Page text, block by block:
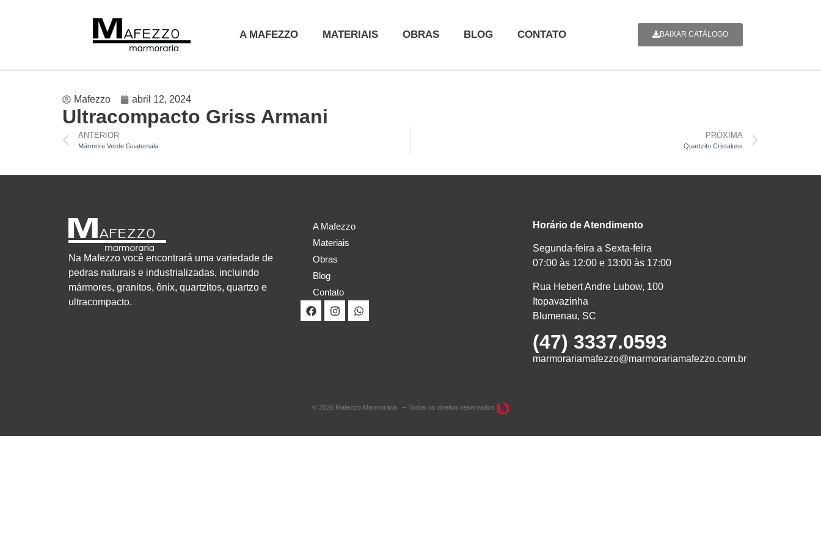
A MAFEZZO MATERIAIS OBRAS BLOG CONTATO BAIXAR CATÁLOGO
Mafezzo abril 12, 2024
Ultracompacto Griss Armani
ANTERIOR
Mármore Verde Guatemala
PRÓXIMA
Quartzito Cristaluss
Na Mafezzo você encontrará uma variedade de
pedras naturais e industrializadas, incluindo
mármores, granitos, ônix, quartzitos, quartzo e
ultracompacto.
A Mafezzo
Materiais
Obras
Blog
Contato
Horário de Atendimento
Segunda-feira a Sexta-feira
07:00 às 12:00 e 13:00 às 17:00
Rua Hebert Andre Lubow, 100
Itopavazinha
Blumenau, SC
(47) 3337.0593
marmorariamafezzo@marmorariamafezzo.com.br
© 2026 Mafezzo Marmoraria – Todos os direitos reservados